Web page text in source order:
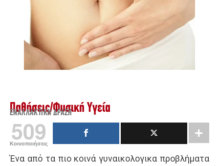
Παθήσεις/Φυσική Υγεία
ΕΝΑΛΛΑΚΤΙΚΉ ΔΡΆΣΗ
509
Κοινοποιήσεις
Ένα από τα πιο κοινά γυναικολογικα προβλήματα